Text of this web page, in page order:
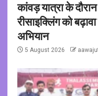
कांवड़ यात्रा के
रीसाइक्लिंग को
अभियान
5 August 2026